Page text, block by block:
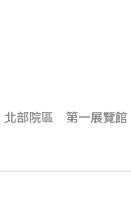
北部院區 第一展覽館